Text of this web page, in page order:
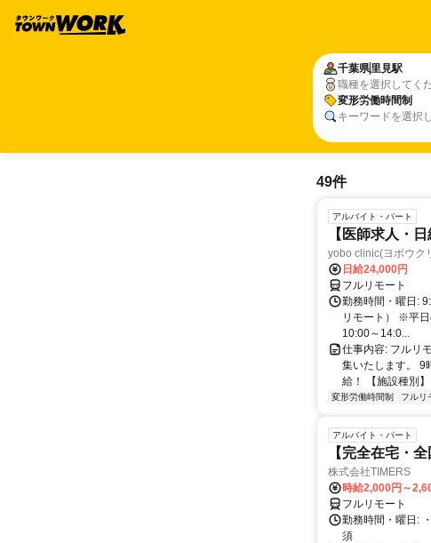
千葉県里見駅
職種を選択してく
変形労働時間制
キーワードを選択
49件
アルバイト・パート
【医師求人・
yobo clinic(ヨボウク
日給24,000円
フルリモート
勤務時間・曜日:
リモート） ※平
10:00～14:0...
仕事内容: フルリ
集いたします。 9
給！ 【施設種別
変形労働時間制 フルリ
アルバイト・パート
【完全在宅・
株式会社TIMERS
時給2,000円～
フルリモート
勤務時間・曜日:
須